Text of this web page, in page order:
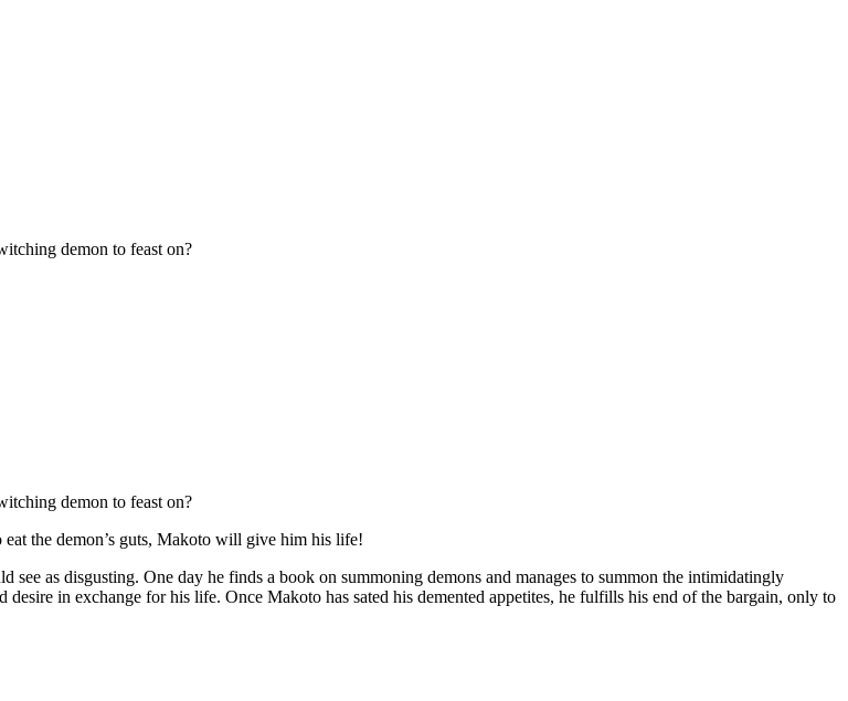
demon to feast on?
demon to feast on?
the demon’s guts, Makoto will give him his life!
as disgusting. One day he finds a book on summoning demons and manages to summon the intimidatingly
in exchange for his life. Once Makoto has sated his demented appetites, he fulfills his end of the bargain, only to